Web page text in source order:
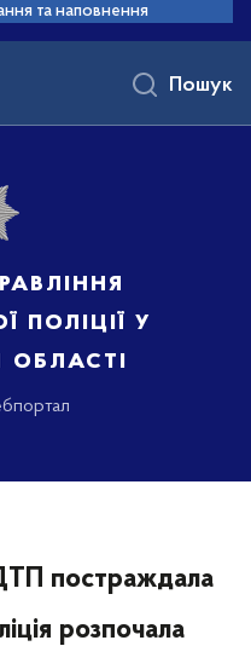
та наповнення
поліції у
області
Пошук
постраждала
розпочала